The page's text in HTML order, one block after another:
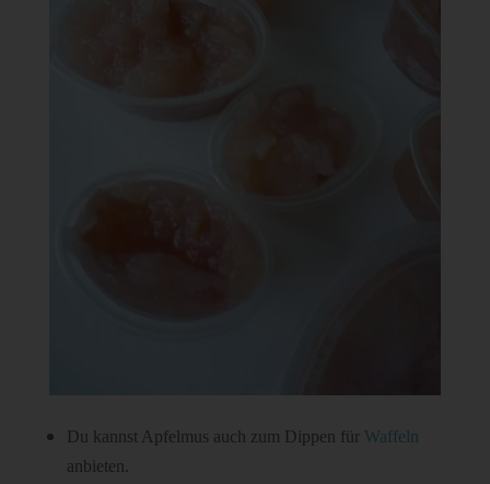
Du kannst Apfelmus auch zum Dippen für Waffeln
anbieten.